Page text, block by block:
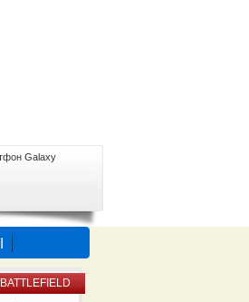
Galaxy
BATTLEFIELD